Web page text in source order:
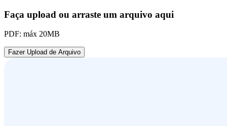
Faça upload ou arraste um arquivo aqui
PDF: máx 20MB
Fazer Upload de Arquivo